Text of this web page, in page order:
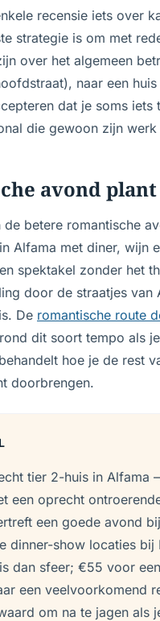
recensie iets over
strategie is om met
over het algemeen
naar een
dat je soms iets
die gewoon zijn
avond
betere romantische
Alfama met diner, wijn
spektakel zonder het
door de straatjes van
De romantische route
dit soort tempo als
behandelt hoe je de rest
doorbrengen.
tier 2-huis in Alfama
een oprecht
een goede avond
dinner-show locaties bij
dan sfeer; €55 voor
een veelvoorkomend
om na te jagen als